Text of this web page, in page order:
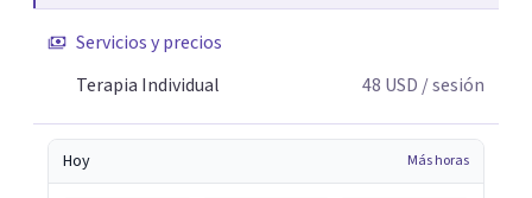
Servicios y precios
Terapia Individual
48 USD / sesión
Hoy Más horas